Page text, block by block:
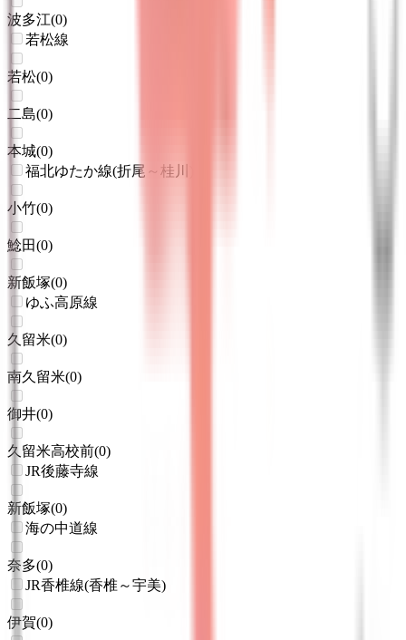
波多江(0)
若松線
若松(0)
二島(0)
本城(0)
福北ゆたか線(折尾～桂川)
小竹(0)
鯰田(0)
新飯塚(0)
ゆふ高原線
久留米(0)
南久留米(0)
御井(0)
久留米高校前(0)
JR後藤寺線
新飯塚(0)
海の中道線
奈多(0)
JR香椎線(香椎～宇美)
伊賀(0)